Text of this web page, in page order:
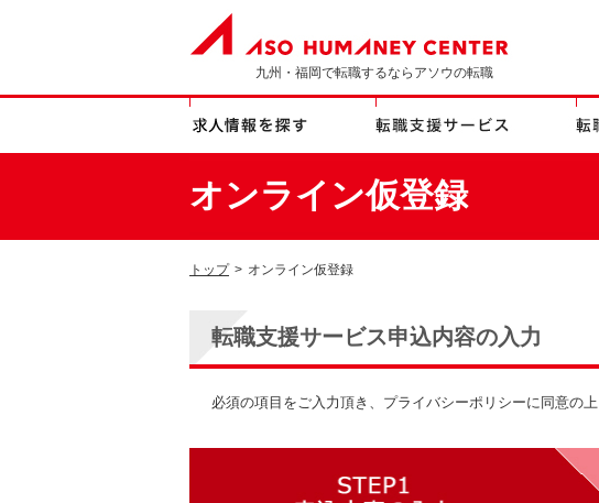
九州・福岡で転職するならアソウの転職
オンライン仮登録
トップ > オンライン仮登録
転職支援サービス申込内容の入力
必須の項目をご入力頂き、プライバシーポリシーに同意の